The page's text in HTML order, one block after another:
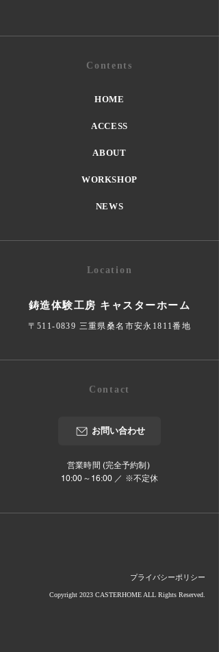
Contents
HOME
ACCESS
ABOUT
WORKSHOP
NEWS
Location
鋳造体験工房 キャスターホーム
〒511-0839 三重県桑名市安永1811番地
Contact
お問い合わせ
営業時間 (完全予約制)
10:00～16:00 ／ ※不定休
プライバシーポリシー
Copyright 2023 CASTERHOME ALL Rights Reserved.